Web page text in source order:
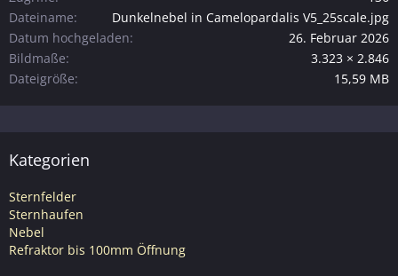
Dateiname
Dunkelnebel in Camelopardalis V5_25scale.jpg
Datum hochgeladen
26. Februar 2026
Bildmaße
3.323 × 2.846
Dateigröße
15,59 MB
Kategorien
Sternfelder
Sternhaufen
Nebel
Refraktor bis 100mm Öffnung